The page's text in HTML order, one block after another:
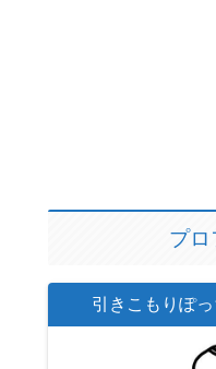
プロ
引きこもりぽ